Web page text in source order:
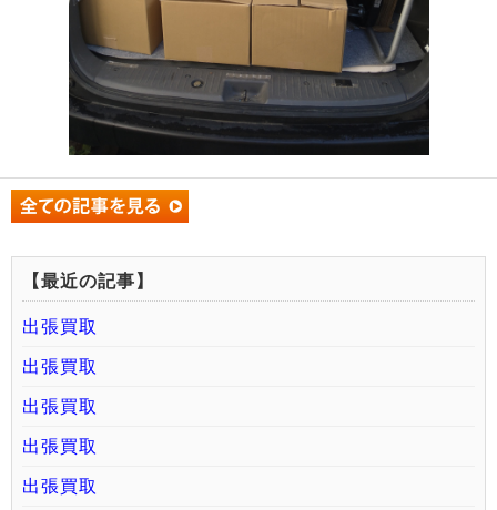
【最近の記事】
出張買取
出張買取
出張買取
出張買取
出張買取